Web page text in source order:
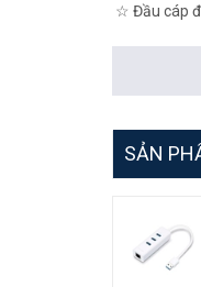
☆ Đầu cáp
☆ Tương
Ưu điểm
đủ cho
Đối với âm
chất lượng
SẢN